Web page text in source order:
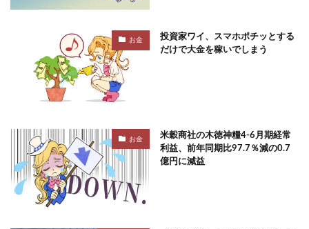
お金
投資家ワイ、スマホポチッとする
だけで大金を稼いでしまう
お金
米穀商社の木徳神糧4-6月期経常
利益、前年同期比97.7％減の0.7
億円に減益